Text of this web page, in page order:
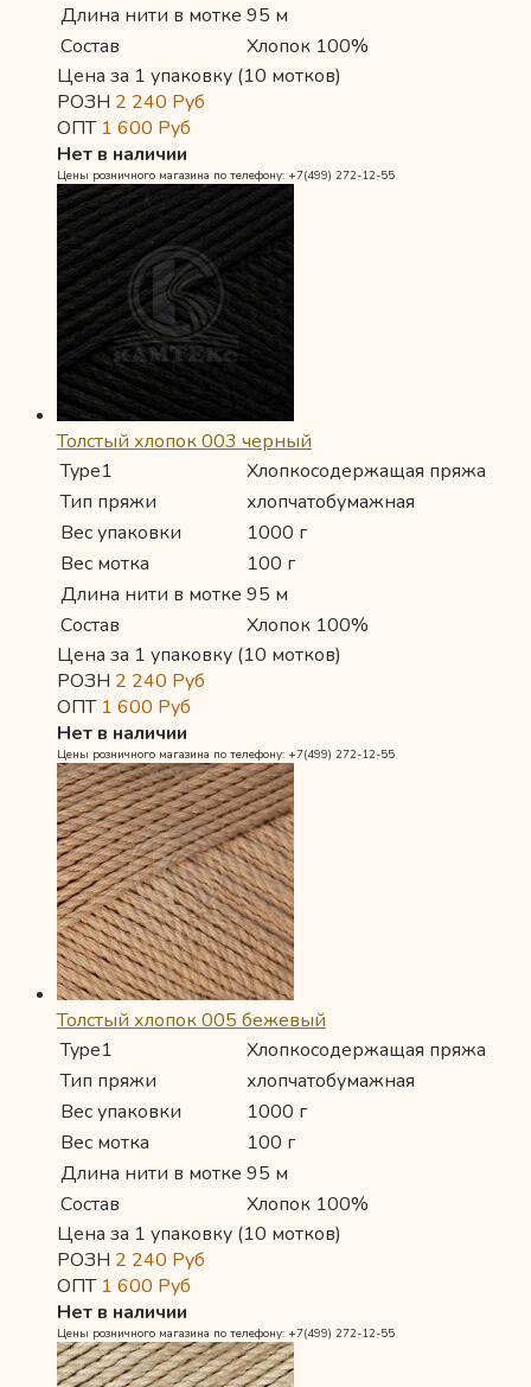
Длина нити в мотке 95 м
Состав
Хлопок 100%
Цена за 1 упаковку (10 мотков)
РОЗН 2 240 Руб
ОПТ 1 600 Руб
Нет в наличии
Цены розничного магазина по телефону: +7(499) 272-12-55
Толстый хлопок 003 черный
Type1
Хлопкосодержащая пряжа
Тип пряжи
хлопчатобумажная
Вес упаковки
1000 г
Вес мотка
100 г
Длина нити в мотке 95 м
Состав
Хлопок 100%
Цена за 1 упаковку (10 мотков)
РОЗН 2 240 Руб
ОПТ 1 600 Руб
Нет в наличии
Цены розничного магазина по телефону: +7(499) 272-12-55
Толстый хлопок 005 бежевый
Type1
Хлопкосодержащая пряжа
Тип пряжи
хлопчатобумажная
Вес упаковки
1000 г
Вес мотка
100 г
Длина нити в мотке 95 м
Состав
Хлопок 100%
Цена за 1 упаковку (10 мотков)
РОЗН 2 240 Руб
ОПТ 1 600 Руб
Нет в наличии
Цены розничного магазина по телефону: +7(499) 272-12-55